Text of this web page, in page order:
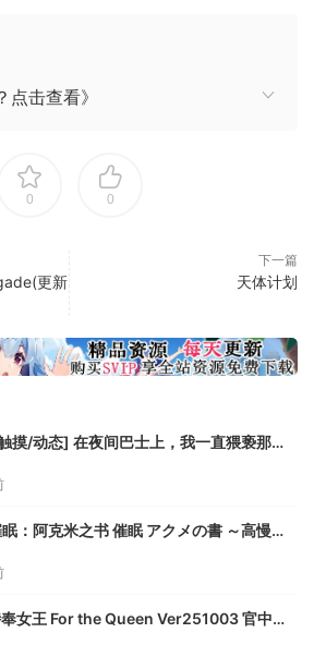
具特色的指挥官们中的一员，他们各自
单位。指挥官们都有其各自追寻魔君
都将在单人游戏的剧情战役中为您一一
London》的作者Chandler
略战斗之中。游戏中拥有超过20种单
级的力量，并能与其他单位进行协同
鬼以及植物炸弹人来击溃那些利弗莫
……毛茸茸的山羊？！
击查看》
0 0
更新
下一篇
天体计划
摸/动态] 在夜间巴士上，我一直猥亵那个
：阿克米之书 催眠 アクメの書 ～高慢姉
女王 For the Queen Ver251003 官中步